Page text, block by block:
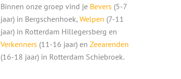
Binnen onze groep vind je Bevers (5-7
jaar) in Bergschenhoek, Welpen (7-11
jaar) in Rotterdam Hillegersberg en
Verkenners (11-16 jaar) en Zeearenden
(16-18 jaar) in Rotterdam Schiebroek.